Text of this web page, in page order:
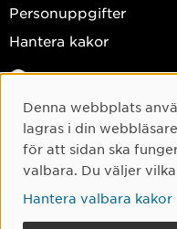
Personuppgifter
Hantera kakor
Facebook
Instagram
TikTok
Youtube
Cookie-
Denna webbplats
lagras i din
för att sidan ska
valbara. Du väljer
Hantera valbara kakor